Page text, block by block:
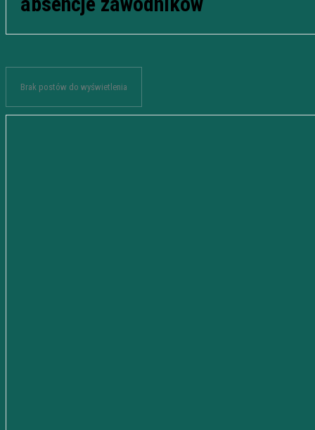
Brak postów do wyświetlenia